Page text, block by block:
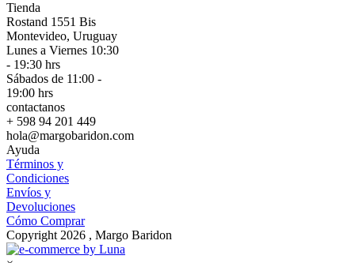
Tienda
Rostand 1551 Bis
Montevideo, Uruguay
Lunes a Viernes 10:30
- 19:30 hrs
Sábados de 11:00 -
19:00 hrs
contactanos
+ 598 94 201 449
hola@margobaridon.com
Ayuda
Términos y
Condiciones
Envíos y
Devoluciones
Cómo Comprar
Copyright 2026 , Margo Baridon